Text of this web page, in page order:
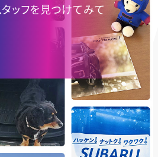
ッフを見つけてみて